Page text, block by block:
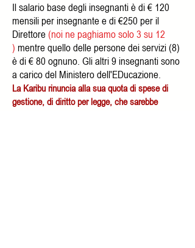
Il salario base degli insegnanti è di € 120
mensili per insegnante e di €250 per il
Direttore(noi ne paghiamo solo 3 su 12
) mentre quello delle persone dei servizi (8)
è di € 80 ognuno. Gli altri 9 insegnanti sono
a carico del Ministero dell'EDucazione.
La Karibu rinuncia alla sua quota di spese di
gestione, di diritto per legge, che sarebbe